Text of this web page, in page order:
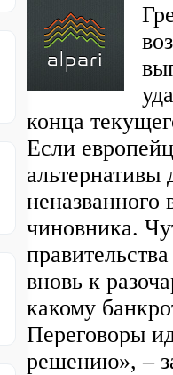
конца
Если
неназванного
чиновника.
вновь к
какому
Переговоры
решению», –